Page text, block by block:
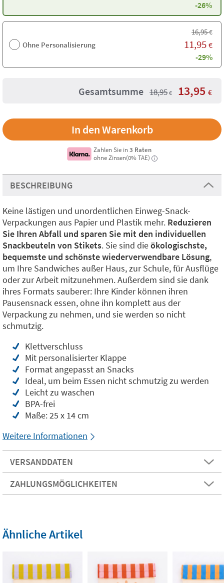
-26%
Ohne Personalisierung
16,95€
11,95 €
-29%
Gesamtsumme 18,95 € 13,95 €
Zahlen Sie in3 Raten
ohne Zinsen(0% TAE)
i
BESCHREIBUNG
Keine lästigen und unordentlichen Einweg-Snack-
Verpackungen aus Papier und Plastik mehr. Reduzieren
Sie Ihren Abfall und sparen Sie mit den individuellen
Snackbeuteln von Stikets. Sie sind dieökologischste,
bequemste und schönste wiederverwendbare Lösung,
um Ihre Sandwiches außer Haus, zur Schule, für Ausflüge
oder zur Arbeit mitzunehmen. Außerdem sind sie dank
ihres Formats sauberer: Ihre Kinder können ihren
Pausensnack essen, ohne ihn komplett aus der
Verpackung zu nehmen, und sie werden so nicht
schmutzig.
Klettverschluss
Mit personalisierter Klappe
Format angepasst an Snacks
Ideal, um beim Essen nicht schmutzig zu werden
Leicht zu waschen
BPA-frei
Maße: 25 x 14 cm
Weitere Informationen
VERSANDDATEN
ZAHLUNGSMÖGLICHKEITEN
Ähnliche Artikel